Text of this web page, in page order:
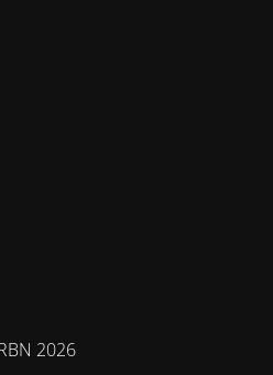
2026